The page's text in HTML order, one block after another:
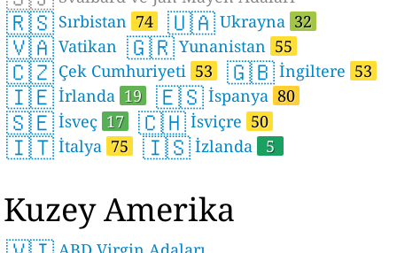
🇷🇸 Sırbistan 74 🇺🇦 Ukrayna 32
🇻🇦 Vatikan 🇬🇷 Yunanistan 55
🇨🇿 Çek Cumhuriyeti 53 🇬🇧 İngiltere 53
🇮🇪 İrlanda 19 🇪🇸 İspanya 80
🇸🇪 İsveç 17 🇨🇭 İsviçre 50
🇮🇹 İtalya 75 🇮🇸 İzlanda 5
Kuzey Amerika